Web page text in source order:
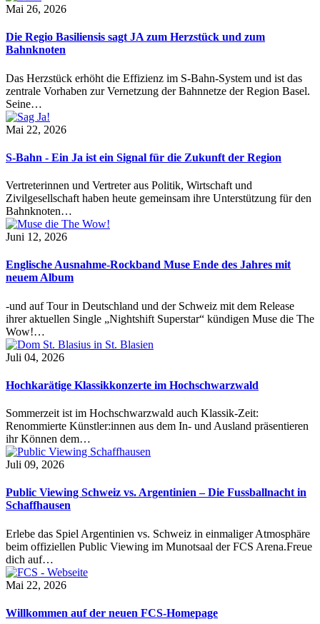
Mai 26, 2026
Die Regio Basiliensis sagt JA zum Herzstück und zum
Bahnknoten
Das Herzstück erhöht die Effizienz im S-Bahn-System und ist das
zentrale Vorhaben zur Vernetzung der Bahnnetze der Region Basel.
Seine…
Mai 22, 2026
S-Bahn - Ein Ja ist ein Signal für die Zukunft der Region
Vertreterinnen und Vertreter aus Politik, Wirtschaft und
Zivilgesellschaft haben heute gemeinsam ihre Unterstützung für den
Bahnknoten…
Juni 12, 2026
Englische Ausnahme-Rockband Muse Ende des Jahres mit
neuem Album
-und auf Tour in Deutschland und der Schweiz mit dem Release
ihrer aktuellen Single „Nightshift Superstar“ kündigen Muse die The
Wow!…
Juli 04, 2026
Hochkarätige Klassikkonzerte im Hochschwarzwald
Sommerzeit ist im Hochschwarzwald auch Klassik-Zeit:
Renommierte Künstler:innen aus dem In- und Ausland präsentieren
ihr Können dem…
Juli 09, 2026
Public Viewing Schweiz vs. Argentinien – Die Fussballnacht in
Schaffhausen
Erlebe das Spiel Argentinien vs. Schweiz in einmaliger Atmosphäre
beim offiziellen Public Viewing im Munotsaal der FCS Arena.Freue
dich auf…
Mai 22, 2026
Willkommen auf der neuen FCS-Homepage